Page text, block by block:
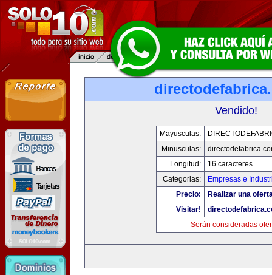
Vendido!
Mayusculas:
Minusculas:
Longitud:
16 caracteres
Categorias:
Empresas e
Precio:
Realizar una
Visitar!
Serán consideradas